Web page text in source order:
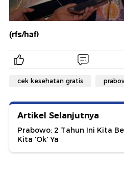
(rfs/haf)
cek kesehatan gratis
Artikel Selanjutnya
Prabowo: 2 Tahun Ini Kita
Kita 'Ok' Ya